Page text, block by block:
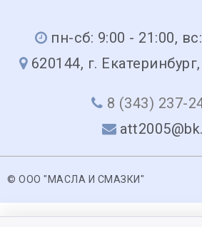
пн-сб: 9:00 - 21:00,
620144, г.
8 (343) 237-
© ООО "МАСЛА И СМАЗКИ"